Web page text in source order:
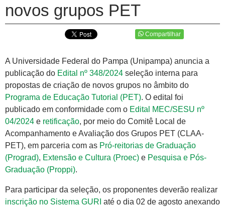
novos grupos PET
Compartilhar
A Universidade Federal do Pampa (Unipampa) anuncia a
publicação do Edital nº 348/2024 seleção interna para
propostas de criação de novos grupos no âmbito do
Programa de Educação Tutorial (PET). O edital foi
publicado em conformidade com o Edital MEC/SESU nº
04/2024 e retificação, por meio do Comitê Local de
Acompanhamento e Avaliação dos Grupos PET (CLAA-
PET), em parceria com as Pró-reitorias de Graduação
(Prograd), Extensão e Cultura (Proec) e Pesquisa e Pós-
Graduação (Proppi).
Para participar da seleção, os proponentes deverão realizar
inscrição no Sistema GURI até o dia 02 de agosto anexando